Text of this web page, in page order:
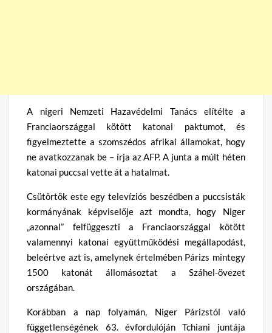
A nigeri Nemzeti Hazavédelmi Tanács elítélte a
Franciaországgal kötött katonai paktumot, és
figyelmeztette a szomszédos afrikai államokat, hogy
ne avatkozzanak be – írja az AFP. A junta a múlt héten
katonai puccsal vette át a hatalmat.
Csütörtök este egy televíziós beszédben a puccsisták
kormányának képviselője azt mondta, hogy Niger
„azonnal” felfüggeszti a Franciaországgal kötött
valamennyi katonai együttműködési megállapodást,
beleértve azt is, amelynek értelmében Párizs mintegy
1500 katonát állomásoztat a Száhel-övezet
országában.
Korábban a nap folyamán, Niger Párizstól való
függetlenségének 63. évfordulóján Tchiani juntája